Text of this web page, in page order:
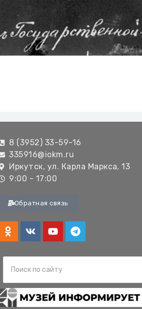
8 (3952) 33-59-16
335916@iokm.ru
Иркутск, ул. Карла Маркса, 13
9:00 - 17:00
Обратная связь